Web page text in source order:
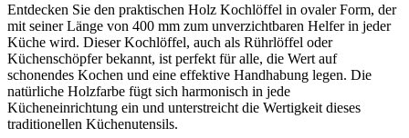
Entdecken Sie den praktischen Holz Kochlöffel in ovaler Form, der
mit seiner Länge von 400 mm zum unverzichtbaren Helfer in jeder
Küche wird. Dieser Kochlöffel, auch als Rührlöffel oder
Küchenschöpfer bekannt, ist perfekt für alle, die Wert auf
schonendes Kochen und eine effektive Handhabung legen. Die
natürliche Holzfarbe fügt sich harmonisch in jede
Kücheneinrichtung ein und unterstreicht die Wertigkeit dieses
traditionellen Küchenutensils.